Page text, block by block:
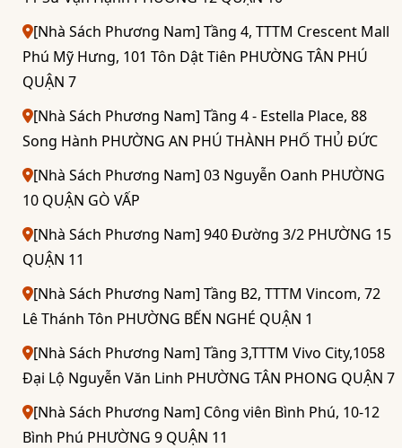
[Nhà Sách Phương Nam] Tầng 4, TTTM Crescent Mall
Phú Mỹ Hưng, 101 Tôn Dật Tiên PHƯỜNG TÂN PHÚ
QUẬN 7
[Nhà Sách Phương Nam] Tầng 4 - Estella Place, 88
Song Hành PHƯỜNG AN PHÚ THÀNH PHỐ THỦ ĐỨC
[Nhà Sách Phương Nam] 03 Nguyễn Oanh PHƯỜNG
10 QUẬN GÒ VẤP
[Nhà Sách Phương Nam] 940 Đường 3/2 PHƯỜNG 15
QUẬN 11
[Nhà Sách Phương Nam] Tầng B2, TTTM Vincom, 72
Lê Thánh Tôn PHƯỜNG BẾN NGHÉ QUẬN 1
[Nhà Sách Phương Nam] Tầng 3,TTTM Vivo City,1058
Đại Lộ Nguyễn Văn Linh PHƯỜNG TÂN PHONG QUẬN 7
[Nhà Sách Phương Nam] Công viên Bình Phú, 10-12
Bình Phú PHƯỜNG 9 QUẬN 11